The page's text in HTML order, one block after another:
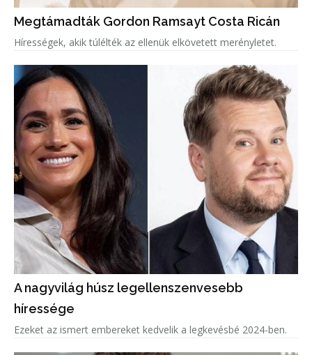
Megtámadták Gordon Ramsayt Costa Ricán
Hírességek, akik túlélték az ellenük elkövetett merényletet.
A nagyvilág húsz legellenszenvesebb
híressége
Ezeket az ismert embereket kedvelik a legkevésbé 2024-ben.